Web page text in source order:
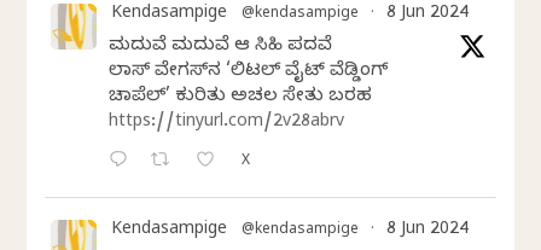
Kendasampige @kendasampige · 8 Jun 2024
ಮದುವೆ ಮದುವೆ ಆ ಸಿಹಿ ಪದವೆ
ಲಾಸ್‌ ವೇಗಸ್‌ನ ‘ಲಿಟಲ್ ವೈಟ್ ವೆಡ್ಡಿಂಗ್
ಚಾಪೆಲ್’ ಕುರಿತು ಅಚಲ ಸೇತು ಬರಹ
https://tinyurl.com/2v28abrv
X
Kendasampige @kendasampige · 8 Jun 2024